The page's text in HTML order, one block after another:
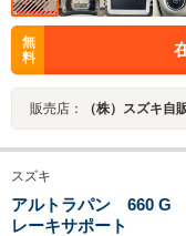
無
料
販売店： （株）スズキ自販
スズキ
アルトラパン 660 G
レーキサポート